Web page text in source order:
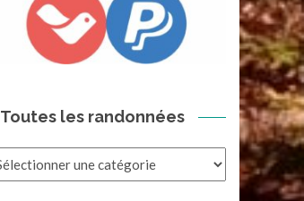
Toutes les randonnées